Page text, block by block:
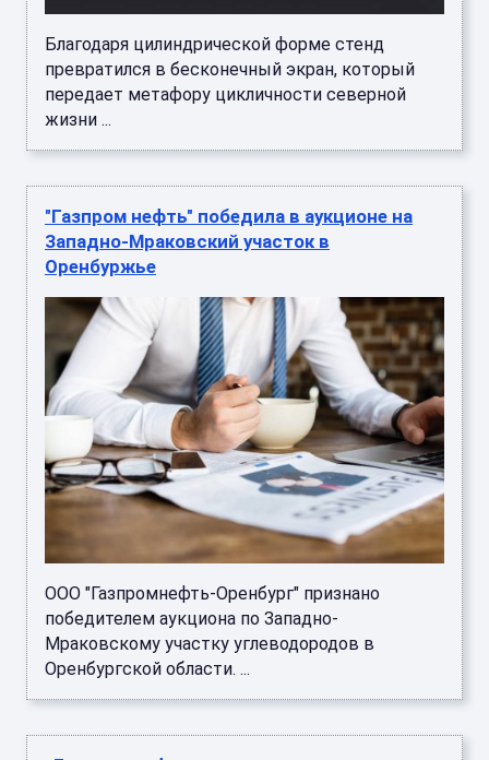
Благодаря цилиндрической форме стенд
превратился в бесконечный экран, который
передает метафору цикличности северной
жизни ...
"Газпром нефть" победила в аукционе на
Западно-Мраковский участок в
Оренбуржье
ООО "Газпромнефть-Оренбург" признано
победителем аукциона по Западно-
Мраковскому участку углеводородов в
Оренбургской области. ...